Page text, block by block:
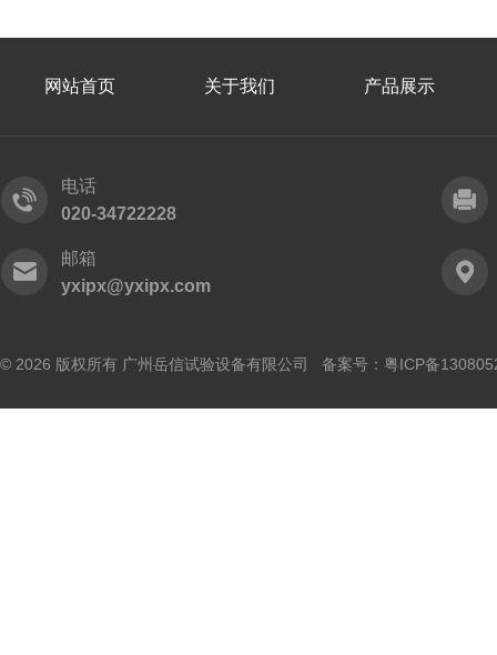
网站首页 关于我们 产品展示
电话
020-34722228
邮箱
yxipx@yxipx.com
© 2026 版权所有 广州岳信试验设备有限公司 备案号： 粤ICP备